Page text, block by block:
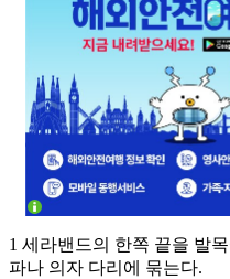
1 세라밴드의 한쪽 끝을 발
파나 의자 다리에 묶는다.